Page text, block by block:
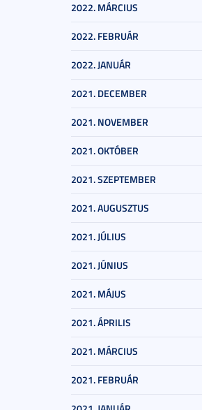
2022. MÁRCIUS
2022. FEBRUÁR
2022. JANUÁR
2021. DECEMBER
2021. NOVEMBER
2021. OKTÓBER
2021. SZEPTEMBER
2021. AUGUSZTUS
2021. JÚLIUS
2021. JÚNIUS
2021. MÁJUS
2021. ÁPRILIS
2021. MÁRCIUS
2021. FEBRUÁR